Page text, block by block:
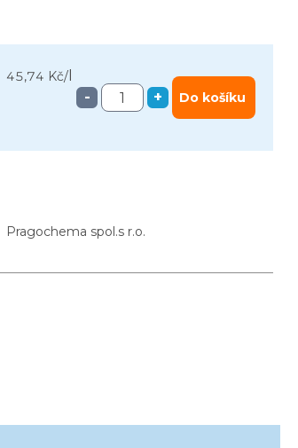
45,74 Kč/
- + Do košíku
Pragochema spol.s r.o.